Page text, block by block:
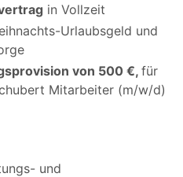
in Vollzeit
Urlaubsgeld und
von 500 €, für
Mitarbeiter (m/w/d)
und